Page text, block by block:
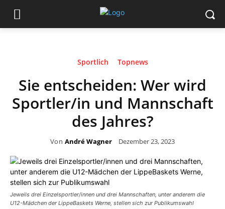
Sportlich Topnews
Sie entscheiden: Wer wird
Sportler/in und Mannschaft
des Jahres?
Von André Wagner Dezember 23, 2023
Jeweils drei Einzelsportler/innen und drei Mannschaften, unter anderem die
U12-Mädchen der LippeBaskets Werne, stellen sich zur Publikumswahl